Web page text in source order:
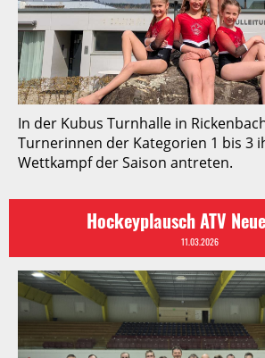
In der Kubus Turnhalle in
Turnerinnen der Kategorien 1 bis 3
Wettkampf der Saison antreten.
Hockeyplausch ATV
11.03.2026